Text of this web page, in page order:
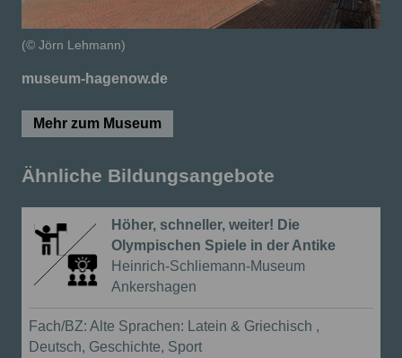
(© Jörn Lehmann)
museum-hagenow.de
Mehr zum Museum
Ähnliche Bildungsangebote
Führung mit Workshop
Höher, schneller, weiter! Die
Olympischen Spiele in der Antike
{{Anbieter:}}
Heinrich-Schliemann-Museum
Ankershagen
Fach/BZ: Alte Sprachen: Latein & Griechisch ,
Deutsch, Geschichte, Sport